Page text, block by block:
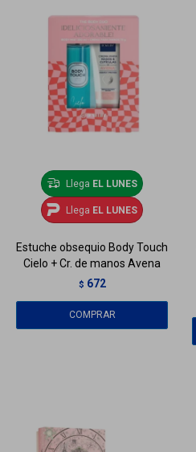
Llega EL LUNES
Llega EL LUNES
Estuche obsequio Body Touch
Cielo + Cr. de manos Avena
$ 672